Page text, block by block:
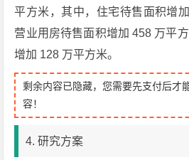
平方米，其中，住宅待售面积增
营业用房待售面积增加 458 万平
增加 128 万平方米。
剩余内容已隐藏，您需要先支付后才
容！
4. 研究方案